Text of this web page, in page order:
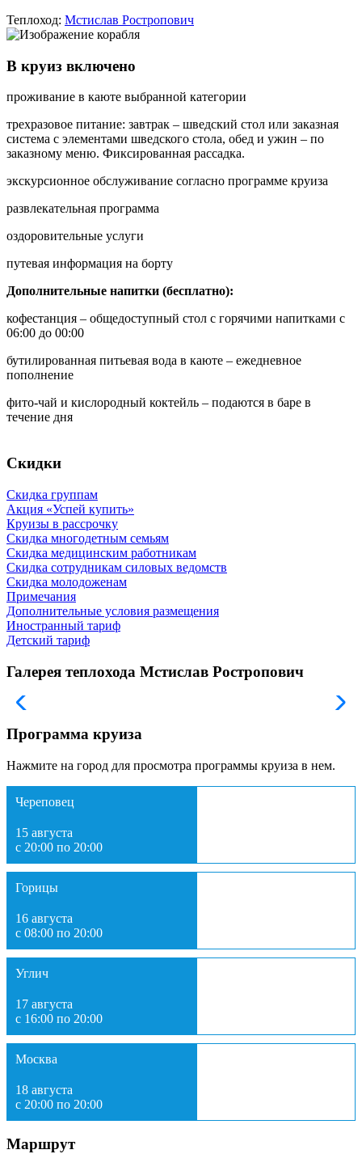
Теплоход: Мстислав Ростропович
В круиз включено
проживание в каюте выбранной категории
трехразовое питание: завтрак – шведский стол или заказная
система с элементами шведского стола, обед и ужин – по
заказному меню. Фиксированная рассадка.
экскурсионное обслуживание согласно программе круиза
развлекательная программа
оздоровительные услуги
путевая информация на борту
Дополнительные напитки (бесплатно):
кофестанция – общедоступный стол с горячими напитками с
06:00 до 00:00
бутилированная питьевая вода в каюте – ежедневное
пополнение
фито-чай и кислородный коктейль – подаются в баре в
течение дня
Скидки
Скидка группам
Акция «Успей купить»
Круизы в рассрочку
Скидка многодетным семьям
Скидка медицинским работникам
Скидка сотрудникам силовых ведомств
Скидка молодоженам
Примечания
Дополнительные условия размещения
Иностранный тариф
Детский тариф
Галерея теплохода Мстислав Ростропович
Программа круиза
Нажмите на город для просмотра программы круиза в нем.
Череповец
15 августа
с 20:00 по 20:00
Горицы
16 августа
с 08:00 по 20:00
Углич
17 августа
с 16:00 по 20:00
Москва
18 августа
с 20:00 по 20:00
Маршрут